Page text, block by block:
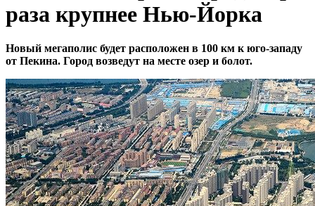
раза крупнее Нью-Йорка
Новый мегаполис будет расположен в 100 км к юго-западу
от Пекина. Город возведут на месте озер и болот.